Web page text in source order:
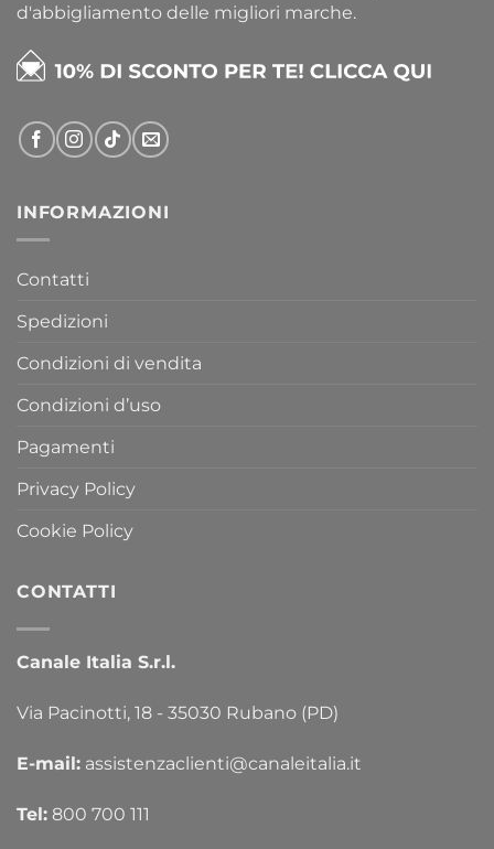
d'abbigliamento delle migliori marche.
INFORMAZIONI
Contatti
Spedizioni
Condizioni di vendita
Condizioni d’uso
Pagamenti
Privacy Policy
Cookie Policy
CONTATTI
Canale Italia S.r.l.
Via Pacinotti, 18 - 35030 Rubano (PD)
E-mail: assistenzaclienti@canaleitalia.it
Tel: 800 700 111